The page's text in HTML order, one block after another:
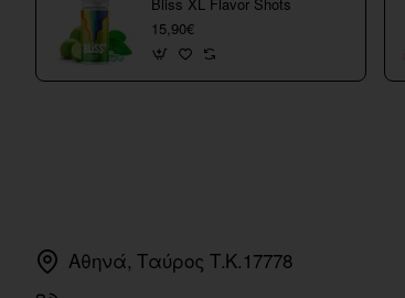
Bliss XL Flavor Shots
15,90€
Αθηνά, Ταύρος Τ.Κ.17778